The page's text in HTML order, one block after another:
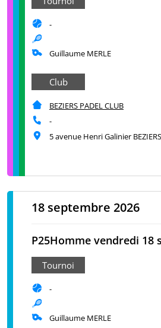
-
Guillaume MERLE
Club
BEZIERS PADEL CLUB
-
5 avenue Henri Galinier BEZIERS
18 septembre 2026
P25Homme vendredi 18
Tournoi
-
Guillaume MERLE